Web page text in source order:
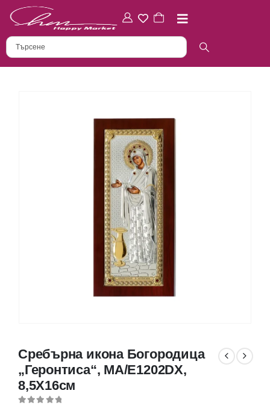
Сребърна икона Богородица
„Геронтиса“, MA/E1202DX,
8,5X16см